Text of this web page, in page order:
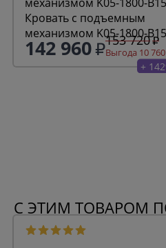
Кровать с подъемным
механизмом K05-1800-B15
142 960 153 720
Выгода 10 760
+
С ЭТИМ ТОВАРОМ